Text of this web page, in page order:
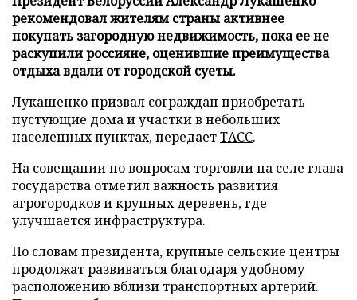
рекомендовал жителям страны активнее
покупать загородную недвижимость, пока ее не
раскупили россияне, оценившие преимущества
отдыха вдали от городской суеты.
Лукашенко призвал сограждан приобретать
пустующие дома и участки в небольших
населенных пунктах, передаетТАСС.
На совещании по вопросам торговли на селе глава
государства отметил важность развития
агрогородков и крупных деревень, где
улучшается инфраструктура.
По словам президента, крупные сельские центры
продолжат развиваться благодаря удобному
расположению вблизи транспортных артерий.